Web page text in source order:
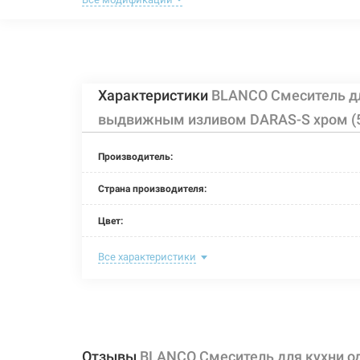
Артикул:
226258
BLANCO
изливом
Артикул:
BLANCO
изливом
Артикул:
BLANCO
Характеристики BLANCO Смеситель
выдвижным изливом DARAS-S хром
Производитель:
Страна производителя:
Цвет:
Назначение смесителя:
Тип конструкции:
Все характеристики
Отзывы BLANCO Смеситель для